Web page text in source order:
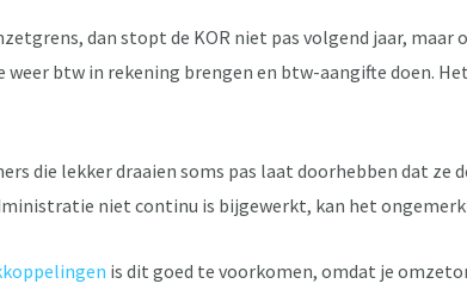
dan stopt de KOR niet pas volgend jaar,
btw in rekening brengen en btw-aangifte doen.
die lekker draaien soms pas laat doorhebben dat ze
niet continu is bijgewerkt, kan het
is dit goed te voorkomen, omdat je